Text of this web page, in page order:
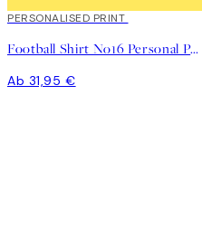
PERSONALISED PRINT
Football Shirt No16 Personal Poster
Ab 31,95 €